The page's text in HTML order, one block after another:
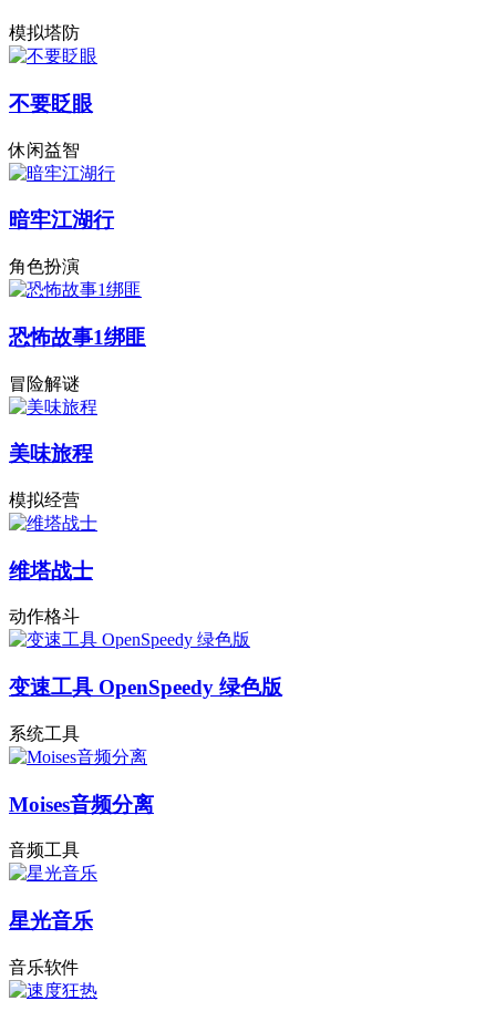
模拟塔防
不要眨眼
休闲益智
暗牢江湖行
角色扮演
恐怖故事1绑匪
冒险解谜
美味旅程
模拟经营
维塔战士
动作格斗
变速工具 OpenSpeedy 绿色版
系统工具
Moises音频分离
音频工具
星光音乐
音乐软件